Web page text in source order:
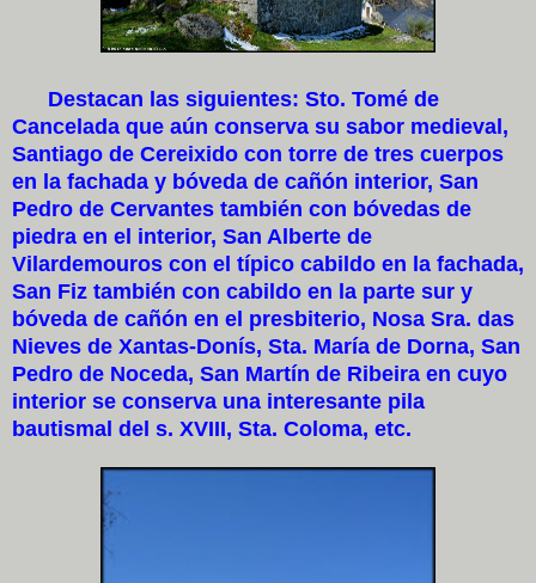
Destacan las siguientes: Sto. Tomé de
Cancelada que aún conserva su sabor medieval,
Santiago de Cereixido con torre de tres cuerpos
en la fachada y bóveda de cañón interior, San
Pedro de Cervantes también con bóvedas de
piedra en el interior, San Alberte de
Vilardemouros con el típico cabildo en la fachada,
San Fiz también con cabildo en la parte sur y
bóveda de cañón en el presbiterio, Nosa Sra. das
Nieves de Xantas-Donís, Sta. María de Dorna, San
Pedro de Noceda, San Martín de Ribeira en cuyo
interior se conserva una interesante pila
bautismal del s. XVIII, Sta. Coloma, etc.